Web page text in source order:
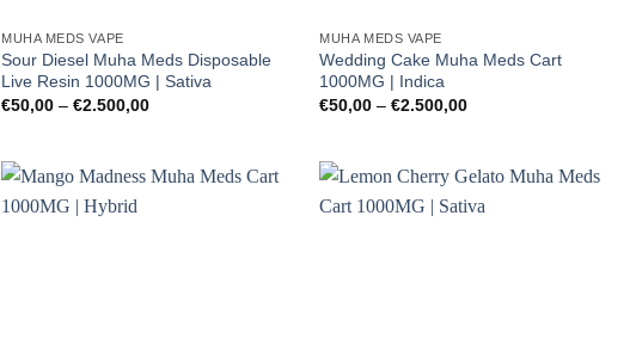
MUHA MEDS VAPE
Sour Diesel Muha Meds Disposable
Live Resin 1000MG | Sativa
€50,00 –€2.500,00Preisspanne:
MUHA MEDS VAPE
Wedding Cake Muha Meds Cart
1000MG | Indica
€50,00 –€2.500,00Preisspanne: